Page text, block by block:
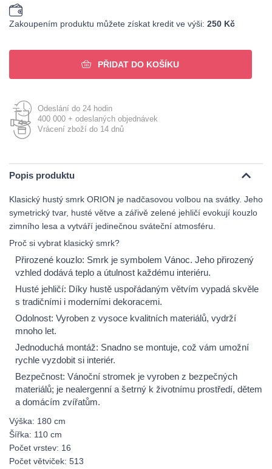
Zakoupením produktu můžete získat kredit ve výši: 250 Kč
PŘIDAT DO KOŠÍKU
Odeslání do 24 hodin
400 000 + odeslaných objednávek
Vrácení zboží do 14 dnů
Popis produktu
Klasický hustý smrk ORION je nadčasovou volbou na svátky. Jeho
symetrický tvar, husté větve a zářivě zelené jehličí evokují kouzlo
zimního lesa a vytváří jedinečnou sváteční atmosféru.
Proč si vybrat klasický smrk?
Přirozené kouzlo: Smrk je symbolem Vánoc. Jeho přirozený
vzhled dodává teplo a útulnost každému interiéru.
Husté jehličí: Díky hustě uspořádaným větvím vypadá skvěle
s tradičními i moderními dekoracemi.
Odolnost: Vyroben z vysoce kvalitních materiálů, vydrží
mnoho let.
Jednoduchá montáž: Snadno se montuje, což vám umožní
rychle vyzdobit si interiér.
Bezpečnost: Vánoční stromek je vyroben z bezpečných
materiálů; je nealergenní a šetrný k životnímu prostředí, dětem
a domácím zvířatům.
Výška: 180 cm
Šířka: 110 cm
Počet vrstev: 16
Počet větviček: 513